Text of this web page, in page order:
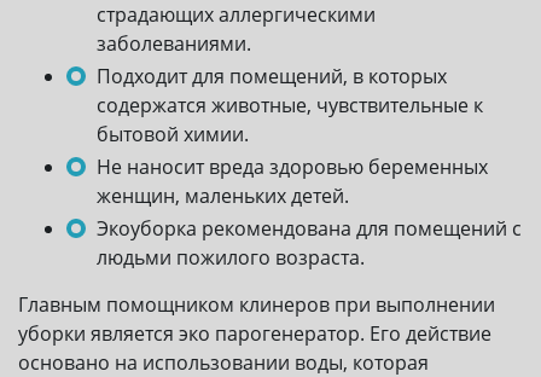
страдающих аллергическими
заболеваниями.
Подходит для помещений, в которых
содержатся животные, чувствительные к
бытовой химии.
Не наносит вреда здоровью беременных
женщин, маленьких детей.
Экоуборка рекомендована для помещений с
людьми пожилого возраста.
Главным помощником клинеров при выполнении
уборки является эко парогенератор. Его действие
основано на использовании воды, которая